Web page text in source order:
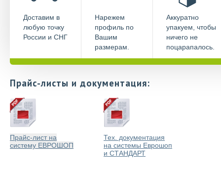
Доставим в
любую точку
России и СНГ
Нарежем
профиль по
Вашим
размерам.
Аккуратно
упакуем, чтобы
ничего не
поцарапалось.
Прайс-листы и документация:
Прайс-лист на
систему ЕВРОШОП
Тех. документация
на системы Еврошоп
и СТАНДАРТ